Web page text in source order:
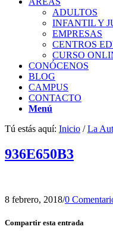
ADULTOS
INFANTIL Y
EMPRESAS
CENTROS
CURSO
CONÓCENOS
BLOG
CAMPUS
CONTACTO
Menú
Tú estás aquí: Inicio / La
936E650B3
8 febrero, 2018/0
Compartir esta entrada